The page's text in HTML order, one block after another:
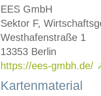
EES GmbH
Sektor F,
Westhafenstraße 1
13353 Berlin
https://ees-gmbh.de/
Kartenmaterial